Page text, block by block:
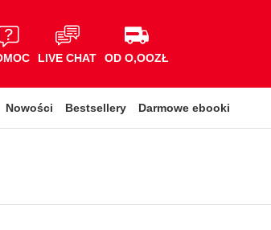
LIVE CHAT OD O,OOZŁ
Nowości Bestsellery Darmowe ebooki